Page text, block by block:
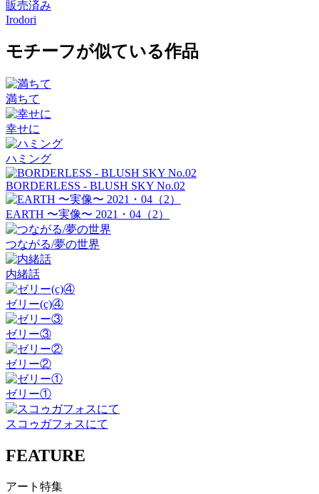
販売済み
Irodori
モチーフが似ている作品
満ちて
幸せに
ハミング
BORDERLESS - BLUSH SKY No.02
EARTH 〜実像〜 2021・04（2）
つながる/夢の世界
内緒話
ゼリー(c)④
ゼリー③
ゼリー②
ゼリー①
スコゥガフォスにて
FEATURE
アート特集